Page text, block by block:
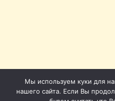
Мы используем куки для
нашего сайта. Если Вы